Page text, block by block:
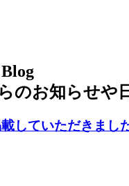
のお知らせや
していただきまし